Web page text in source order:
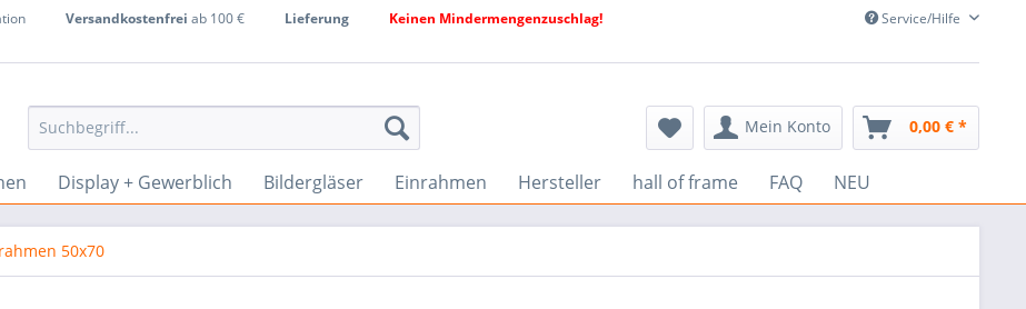
Versandkostenfrei ab 100 € Lieferung
Keinen Mindermengenzuschlag!
Service/Hilfe
Mein Konto 0,00 € *
Display + Gewerblich Bildergläser Einrahmen Hersteller hall of frame FAQ NEU
50x70